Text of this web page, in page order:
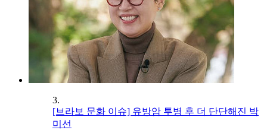
3.
[브라보 문화 이슈] 유방암 투병 후 더 단단해진 박
미선